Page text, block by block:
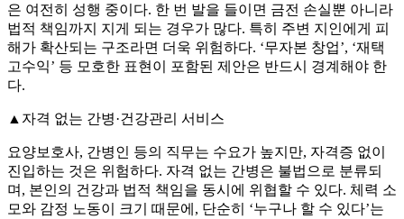
은 여전히 성행 중이다. 한 번 발을 들이면 금전 손실뿐 아니라
법적 책임까지 지게 되는 경우가 많다. 특히 주변 지인에게 피
해가 확산되는 구조라면 더욱 위험하다. ‘무자본 창업’, ‘재택
고수익’ 등 모호한 표현이 포함된 제안은 반드시 경계해야 한
다.
▲자격 없는 간병·건강관리 서비스
요양보호사, 간병인 등의 직무는 수요가 높지만, 자격증 없이
진입하는 것은 위험하다. 자격 없는 간병은 불법으로 분류되
며, 본인의 건강과 법적 책임을 동시에 위협할 수 있다. 체력 소
모와 감정 노동이 크기 때문에, 단순히 ‘누구나 할 수 있다’는